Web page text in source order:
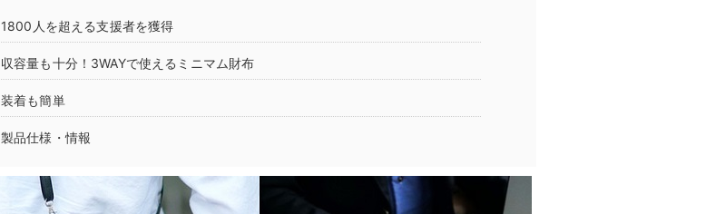
1800人を超える支援者を獲得
収容量も十分！3WAYで使えるミニマム財布
装着も簡単
製品仕様・情報